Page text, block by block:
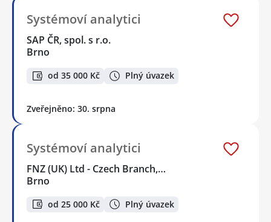
Systémoví analytici
SAP ČR, spol. s r.o.
Brno
od 35 000 Kč Plný úvazek
Zveřejněno: 30. srpna
Systémoví analytici
FNZ (UK) Ltd - Czech Branch,…
Brno
od 25 000 Kč Plný úvazek